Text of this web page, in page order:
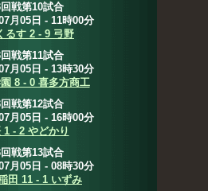
戦第10試合
月05日 - 11時00分
るす 2 - 9 弓野
戦第11試合
月05日 - 13時30分
8 - 0 喜多方商工
戦第12試合
月05日 - 16時00分
1 - 2 やどかり
戦第13試合
月05日 - 08時30分
田 11 - 1 いずみ